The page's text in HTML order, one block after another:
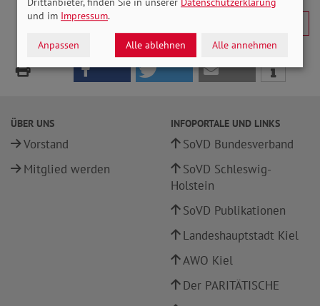
ÜBER UNS
Vorstand
Mitglied werden
INFOPORTALE UND LINKS
SoVD Bundesverband
SoVD Schleswig-
Holstein
SoVD Publikationen
Landeshauptstadt Kiel
AWO Kiel
Der PARITÄTISCHE
und im Impressum.
Anpassen Alle ablehnen Alle annehmen